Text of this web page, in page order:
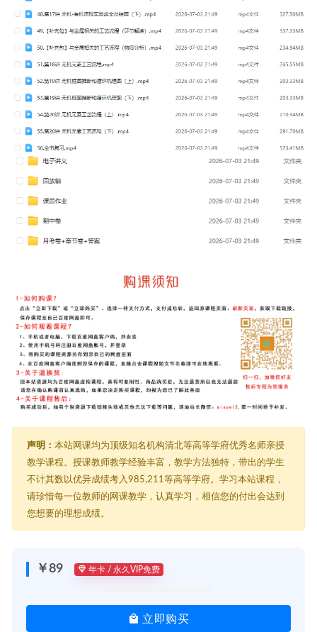
声明： 本站网课均为顶级知名机构清北等高等学府优秀名师亲授
教学课程。授课教师教学经验丰富，教学方法独特，带出的学生
不计其数以优异成绩考入985,211等高等学府。学习本站课程，
请珍惜每一位教师的网课教学，认真学习，相信您的付出会达到
您想要的理想成绩。
￥89 年卡 / 永久VIP免费
立即购买